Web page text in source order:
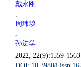
戴永刚
,
周玮琰
,
孙进学
2022, 22(9):1559-1563.
DOI: 10.3980/